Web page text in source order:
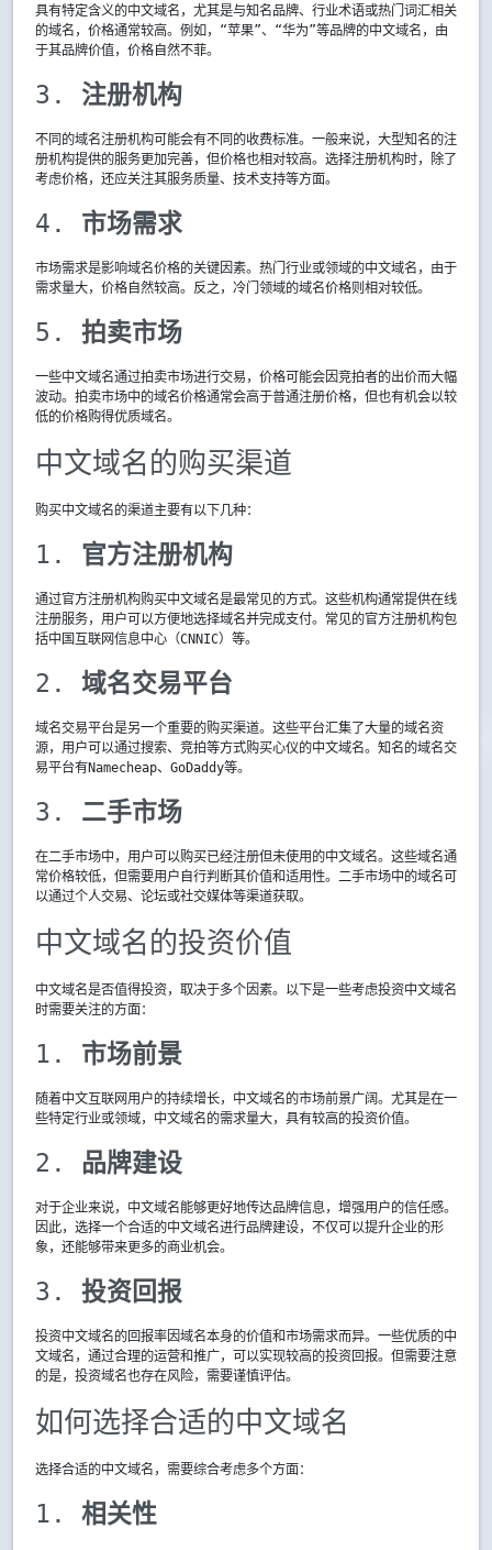
具有特定含义的中文域名，尤其是与知名品牌、行业术语或热门词汇相关
的域名，价格通常较高。例如，“苹果”、“华为”等品牌的中文域名，由
于其品牌价值，价格自然不菲。
3. 注册机构
不同的域名注册机构可能会有不同的收费标准。一般来说，大型知名的注
册机构提供的服务更加完善，但价格也相对较高。选择注册机构时，除了
考虑价格，还应关注其服务质量、技术支持等方面。
4. 市场需求
市场需求是影响域名价格的关键因素。热门行业或领域的中文域名，由于
需求量大，价格自然较高。反之，冷门领域的域名价格则相对较低。
5. 拍卖市场
一些中文域名通过拍卖市场进行交易，价格可能会因竞拍者的出价而大幅
波动。拍卖市场中的域名价格通常会高于普通注册价格，但也有机会以较
低的价格购得优质域名。
中文域名的购买渠道
购买中文域名的渠道主要有以下几种：
1. 官方注册机构
通过官方注册机构购买中文域名是最常见的方式。这些机构通常提供在线
注册服务，用户可以方便地选择域名并完成支付。常见的官方注册机构包
括中国互联网信息中心（CNNIC）等。
2. 域名交易平台
域名交易平台是另一个重要的购买渠道。这些平台汇集了大量的域名资
源，用户可以通过搜索、竞拍等方式购买心仪的中文域名。知名的域名交
易平台有Namecheap、GoDaddy等。
3. 二手市场
在二手市场中，用户可以购买已经注册但未使用的中文域名。这些域名通
常价格较低，但需要用户自行判断其价值和适用性。二手市场中的域名可
以通过个人交易、论坛或社交媒体等渠道获取。
中文域名的投资价值
中文域名是否值得投资，取决于多个因素。以下是一些考虑投资中文域名
时需要关注的方面：
1. 市场前景
随着中文互联网用户的持续增长，中文域名的市场前景广阔。尤其是在一
些特定行业或领域，中文域名的需求量大，具有较高的投资价值。
2. 品牌建设
对于企业来说，中文域名能够更好地传达品牌信息，增强用户的信任感。
因此，选择一个合适的中文域名进行品牌建设，不仅可以提升企业的形
象，还能够带来更多的商业机会。
3. 投资回报
投资中文域名的回报率因域名本身的价值和市场需求而异。一些优质的中
文域名，通过合理的运营和推广，可以实现较高的投资回报。但需要注意
的是，投资域名也存在风险，需要谨慎评估。
如何选择合适的中文域名
选择合适的中文域名，需要综合考虑多个方面：
1. 相关性